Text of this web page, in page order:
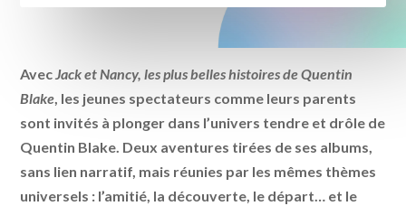
AvecJack et Nancy, les plus belles histoires de Quentin
Blake, les jeunes spectateurs comme leurs parents
sont invités à plonger dans l’univers tendre et drôle de
Quentin Blake. Deux aventures tirées de ses albums,
sans lien narratif, mais réunies par les mêmes thèmes
universels : l’amitié, la découverte, le départ… et le